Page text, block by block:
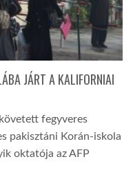
JÁRT A KALIFORNIAI
fegyveres
pakisztáni Korán-iskola
oktatója az AFP